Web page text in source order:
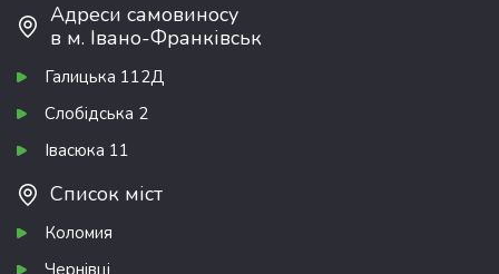
Адреси самовиносу
в м. Івано-Франківськ
Галицька 112Д
Слобідська 2
Івасюка 11
Список міст
Коломия